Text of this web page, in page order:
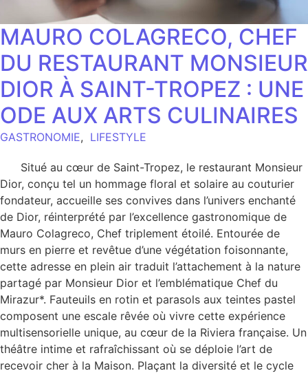
MAURO COLAGRECO, CHEF
DU RESTAURANT MONSIEUR
DIOR À SAINT-TROPEZ : UNE
ODE AUX ARTS CULINAIRES
GASTRONOMIE, LIFESTYLE
Situé au cœur de Saint-Tropez, le restaurant Monsieur
Dior, conçu tel un hommage floral et solaire au couturier
fondateur, accueille ses convives dans l’univers enchanté
de Dior, réinterprété par l’excellence gastronomique de
Mauro Colagreco, Chef triplement étoilé. Entourée de
murs en pierre et revêtue d’une végétation foisonnante,
cette adresse en plein air traduit l’attachement à la nature
partagé par Monsieur Dior et l’emblématique Chef du
Mirazur*. Fauteuils en rotin et parasols aux teintes pastel
composent une escale rêvée où vivre cette expérience
multisensorielle unique, au cœur de la Riviera française. Un
théâtre intime et rafraîchissant où se déploie l’art de
recevoir cher à la Maison. Plaçant la diversité et le cycle